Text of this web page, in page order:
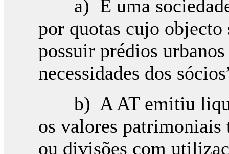
a) É uma sociedade
por quotas cujo
possuir prédios
necessidades dos
b) A AT emitiu
os valores
ou divisões com